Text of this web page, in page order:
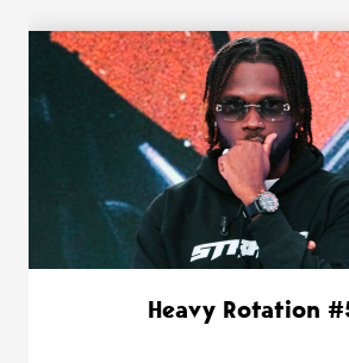
Heavy Rotation